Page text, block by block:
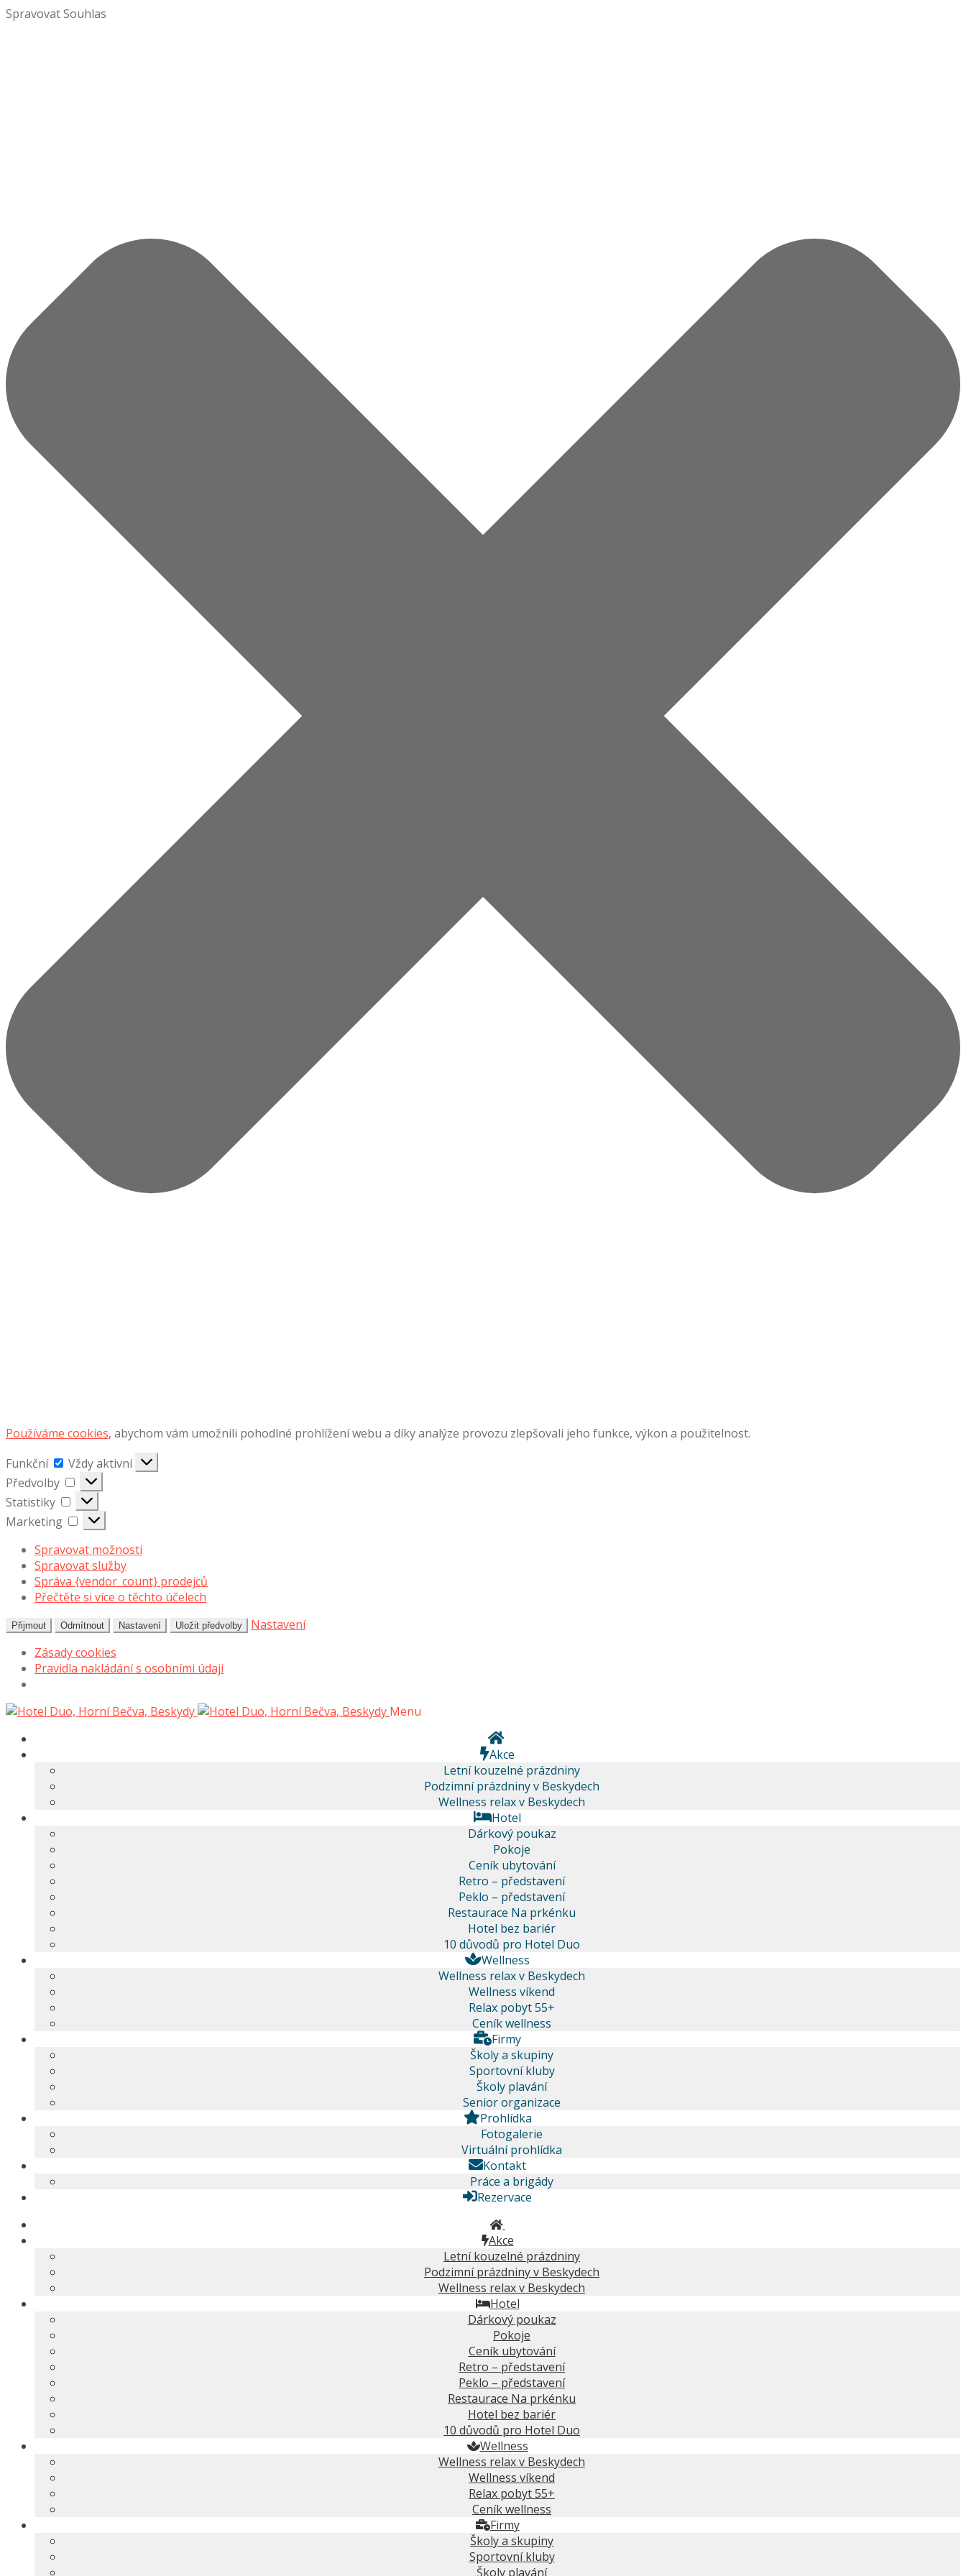
Spravovat Souhlas
Používáme cookies, abychom vám umožnili pohodlné prohlížení webu a díky analýze provozu zlepšovali jeho funkce, výkon a použitelnost.
Funkční
Funkční
Vždy aktivní
Předvolby
Předvolby
Statistiky
Statistiky
Marketing
Marketing
Spravovat možnosti
Spravovat služby
Správa {vendor_count} prodejců
Přečtěte si více o těchto účelech
Přijmout Odmítnout Nastavení Uložit předvolby
Nastavení
Zásady cookies
Pravidla nakládání s osobními údaji
Přeskočit
navigaci
Přejít
obsahu
webu
Menu
Akce
Letní kouzelné prázdniny
Podzimní prázdniny v Beskydech
Wellness relax v Beskydech
Hotel
Dárkový poukaz
Pokoje
Ceník ubytování
Retro – představení
Peklo – představení
Restaurace Na prkénku
Hotel bez bariér
10 důvodů pro Hotel Duo
Wellness
Wellness relax v Beskydech
Wellness víkend
Relax pobyt 55+
Ceník wellness
Firmy
Školy a skupiny
Sportovní kluby
Školy plavání
Senior organizace
Prohlídka
Fotogalerie
Virtuální prohlídka
Kontakt
Práce a brigády
Rezervace
Akce
Letní kouzelné prázdniny
Podzimní prázdniny v Beskydech
Wellness relax v Beskydech
Hotel
Dárkový poukaz
Pokoje
Ceník ubytování
Retro – představení
Peklo – představení
Restaurace Na prkénku
Hotel bez bariér
10 důvodů pro Hotel Duo
Wellness
Wellness relax v Beskydech
Wellness víkend
Relax pobyt 55+
Ceník wellness
Firmy
Školy a skupiny
Sportovní kluby
Školy plavání